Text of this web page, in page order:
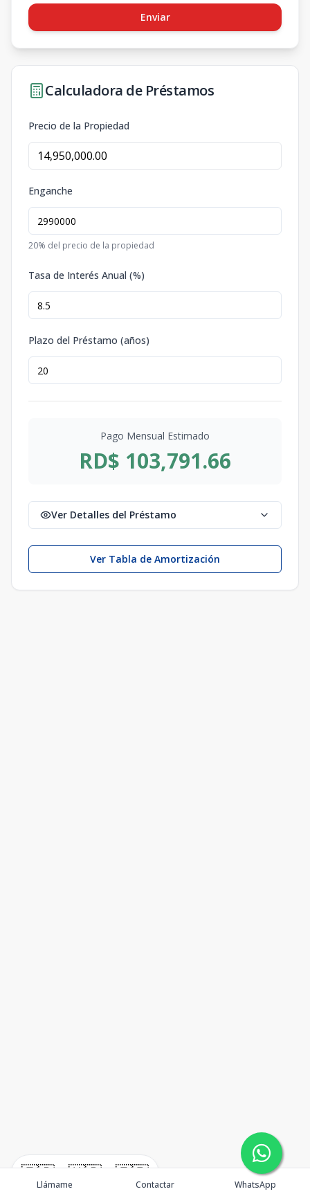
🇪🇸 🇺🇸 🇫🇷
Enviar
Calculadora de Préstamos
Precio de la Propiedad
Enganche
20% del precio de la propiedad
Tasa de Interés Anual (%)
Plazo del Préstamo (años)
Pago Mensual Estimado
RD$ 103,791.66
Ver Detalles del Préstamo
Ver Tabla de Amortización
Llámame Contactar WhatsApp